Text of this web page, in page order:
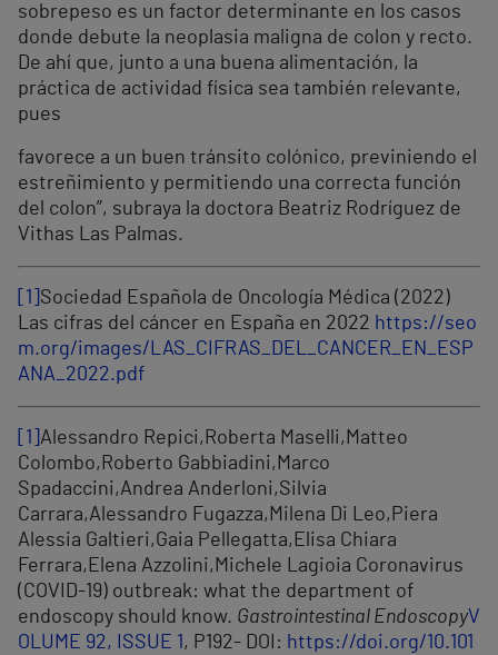
sobrepeso es un factor determinante en los casos
donde debute la neoplasia maligna de colon y recto.
De ahí que, junto a una buena alimentación, la
práctica de actividad física sea también relevante,
pues
favorece a un buen tránsito colónico, previniendo el
estreñimiento y permitiendo una correcta función
del colon”, subraya la doctora Beatriz Rodríguez de
Vithas Las Palmas.
[1] Sociedad Española de Oncología Médica (2022)
Las cifras del cáncer en España en 2022 https://seo
m.org/images/LAS_CIFRAS_DEL_CANCER_EN_ESP
ANA_2022.pdf
[1] Alessandro Repici,Roberta Maselli,Matteo
Colombo,Roberto Gabbiadini,Marco
Spadaccini,Andrea Anderloni,Silvia
Carrara,Alessandro Fugazza,Milena Di Leo,Piera
Alessia Galtieri,Gaia Pellegatta,Elisa Chiara
Ferrara,Elena Azzolini,Michele Lagioia Coronavirus
(COVID-19) outbreak: what the department of
endoscopy should know. Gastrointestinal EndoscopyV
OLUME 92, ISSUE 1, P192- DOI: https://doi.org/10.101